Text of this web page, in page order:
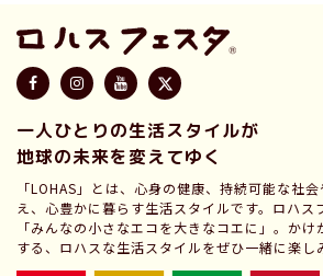
一人ひとりの生活スタイルが
地球の未来を変えてゆく
「LOHAS」とは、心身の健康、持続可能な社
え、心豊かに暮らす生活スタイルです。ロハス
「みんなの小さなエコを大きなコエに」。か
する、ロハスな生活スタイルをぜひ一緒に楽し